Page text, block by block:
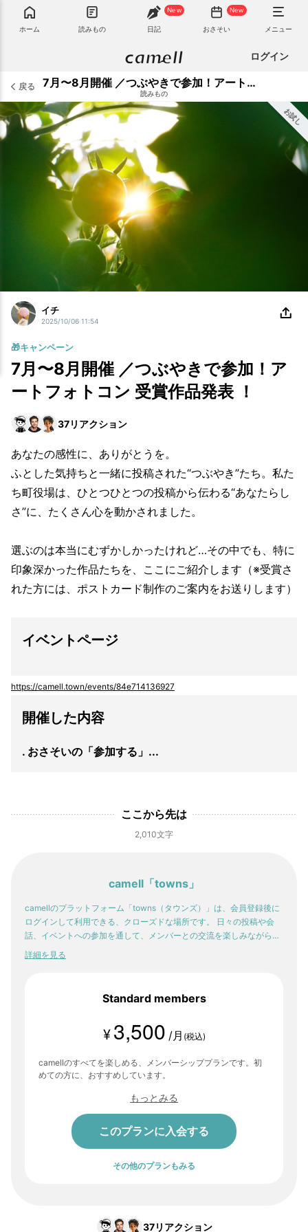
ホーム 読みもの
New
日記
New
おさそい メニュー
ログイン
戻る 7月〜8月開催 ／つぶやきで参加！アートフォトコン 受賞作品発表 ！
読みもの
お試し
イチ
2025/10/06 11:54
🎁キャンペーン
7月〜8月開催 ／つぶやきで参加！ア
ートフォトコン 受賞作品発表 ！
37リアクション
あなたの感性に、ありがとうを。
ふとした気持ちと一緒に投稿された“つぶやき”たち。私た
ち町役場は、ひとつひとつの投稿から伝わる“あなたらし
さ”に、たくさん心を動かされました。
選ぶのは本当にむずかしかったけれど…その中でも、特に
印象深かった作品たちを、ここにご紹介します（※受賞さ
れた方には、ポストカード制作のご案内をお送りします）
イベントページ
https://camell.town/events/84e714136927
開催した内容
. おさそいの「参加する」...
ここから先は
2,010文字
camell「towns」
camellのプラットフォーム「towns（タウンズ）」は、会員登録後に
ログインして利用できる、クローズドな場所です。 日々の投稿や会
話、イベントへの参加を通して、メンバーとの交流を楽しみながら。
少しずつ、自分の感性や「好き」が輪郭を持っていく。そんな体験
詳細を見る
Standard members
¥ 3,500 /月 (税込)
camellのすべてを楽しめる、メンバーシッププランです。初
めての方に、おすすめしています。
もっとみる
このプランに入会する
その他のプランもみる
37リアクション